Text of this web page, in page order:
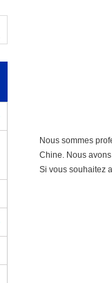
Nous sommes
Chine. Nous
Si vous souhaitez